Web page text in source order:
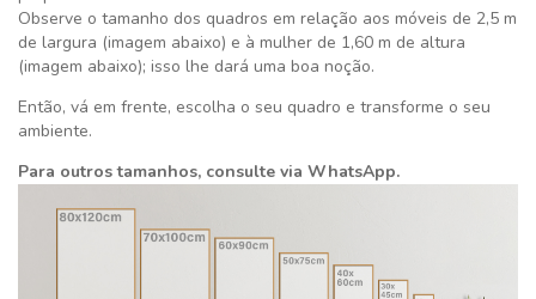
Observe o tamanho dos quadros em relação aos móveis de 2,5 m
de largura (imagem abaixo) e à mulher de 1,60 m de altura
(imagem abaixo); isso lhe dará uma boa noção.
Então, vá em frente, escolha o seu quadro e transforme o seu
ambiente.
Para outros tamanhos, consulte via WhatsApp.